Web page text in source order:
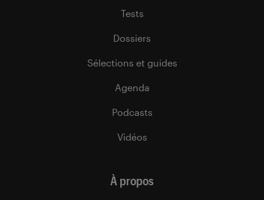
Tests
Dossiers
Sélections et guides
Agenda
Podcasts
Vidéos
À propos